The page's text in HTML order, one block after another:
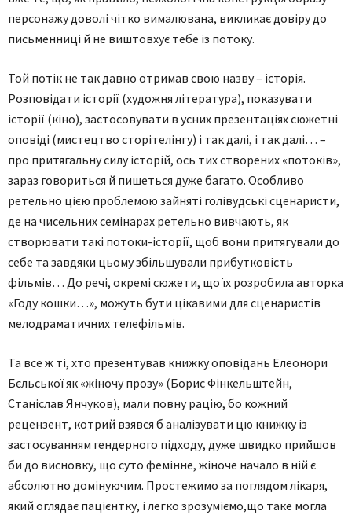
персонажу доволі чітко вималювана, викликає довіру до
письменниці й не виштовхує тебе із потоку.
Той потік не так давно отримав свою назву – історія.
Розповідати історії (художня література), показувати
історії (кіно), застосовувати в усних презентаціях сюжетні
оповіді (мистецтво сторітелінгу) і так далі, і так далі… –
про притягальну силу історій, ось тих створених «потоків»,
зараз говориться й пишеться дуже багато. Особливо
ретельно цією проблемою зайняті голівудські сценаристи,
де на чисельних семінарах ретельно вивчають, як
створювати такі потоки-історії, щоб вони притягували до
себе та завдяки цьому збільшували прибутковість
фільмів… До речі, окремі сюжети, що їх розробила авторка
«Году кошки…», можуть бути цікавими для сценаристів
мелодраматичних телефільмів.
Та все ж ті, хто презентував книжку оповідань Елеонори
Бєльської як «жіночу прозу» (Борис Фінкельштейн,
Станіслав Янчуков), мали повну рацію, бо кожний
рецензент, кот­рий взявся б аналізувати цю книжку із
застосуванням гендерного підходу, дуже швидко прийшов
би до висновку, що суто фемінне, жіноче начало в ній є
абсолютно домінуючим. Простежимо за поглядом лікаря,
який оглядає пацієнтку, і легко зрозуміємо,що таке могла